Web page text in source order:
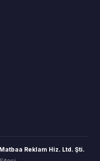
Reklam Hiz. Ltd. Şti.